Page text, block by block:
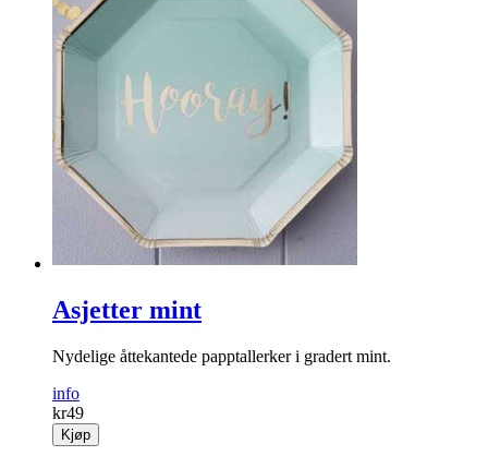
Boho Mr and Mrs skilt
Søte treskilt med teksten «Mr» og «Mrs».
info
kr99
Kjøp